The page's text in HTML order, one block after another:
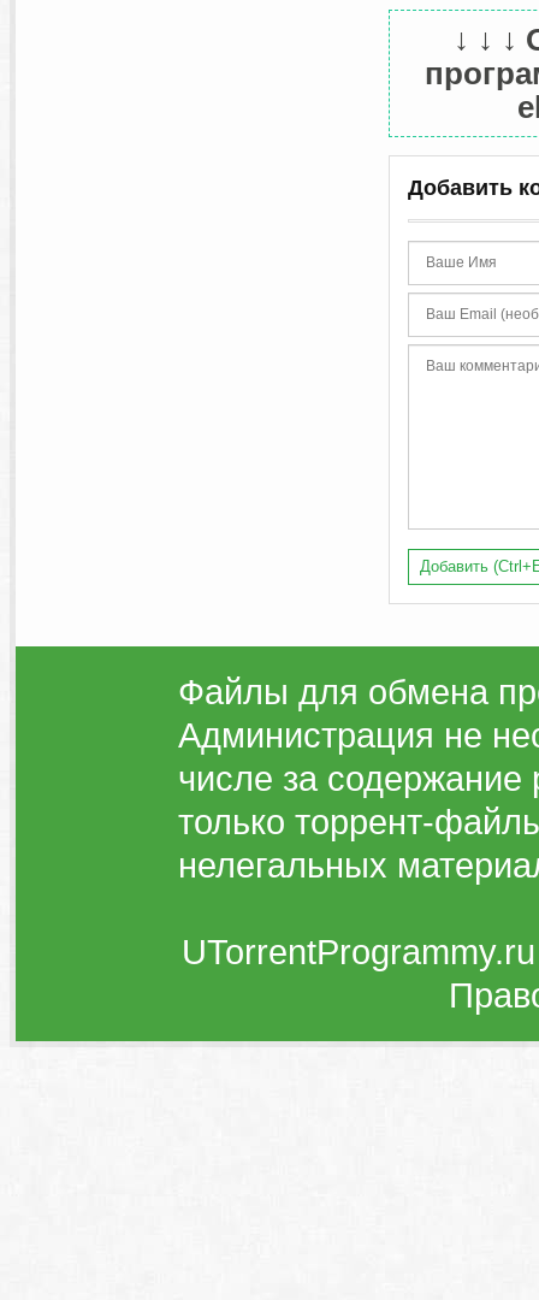
↓ ↓ ↓
Добавить
Добавить
Файлы для обмена
Администрация не
числе за
только торрент-
нелегальных
UTorrentProgrammy.ru